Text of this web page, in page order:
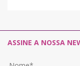
ASSINE A NOSSA